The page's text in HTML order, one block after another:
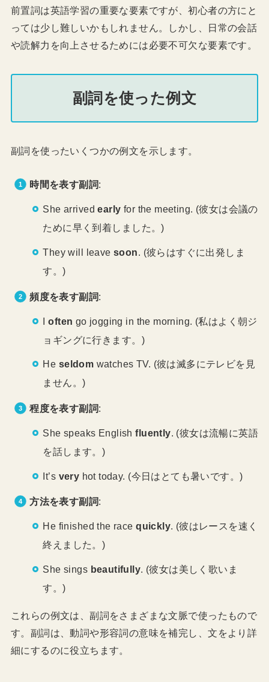
前置詞は英語学習の重要な要素ですが、初心者の方にと
っては少し難しいかもしれません。しかし、日常の会話
や読解力を向上させるためには必要不可欠な要素です。
副詞を使った例文
副詞を使ったいくつかの例文を示します。
時間を表す副詞:
She arrivedearly for the meeting. (彼女は会議の
ために早く到着しました。)
They will leavesoon. (彼らはすぐに出発しま
す。)
頻度を表す副詞:
Ioften go jogging in the morning. (私はよく朝ジ
ョギングに行きます。)
He seldom watches TV. (彼は滅多にテレビを見
ません。)
程度を表す副詞:
She speaks Englishfluently. (彼女は流暢に英語
を話します。)
It’s very hot today. (今日はとても暑いです。)
方法を表す副詞:
He finished the racequickly. (彼はレースを速く
終えました。)
She sings beautifully. (彼女は美しく歌いま
す。)
これらの例文は、副詞をさまざまな文脈で使ったもので
す。副詞は、動詞や形容詞の意味を補完し、文をより詳
細にするのに役立ちます。